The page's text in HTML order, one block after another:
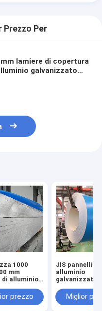
Prezzo Per
mm lamiere di copertura
galvanizzato
1000
mm
di alluminio
prezzo
JIS pannelli di
alluminio
galvanizzato
tettiMiglior